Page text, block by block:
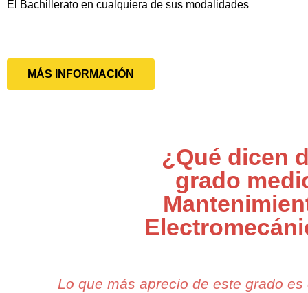
El Bachillerato en cualquiera de sus modalidades
MÁS INFORMACIÓN
¿Qué dicen
grado
Lo que más aprecio de este grado